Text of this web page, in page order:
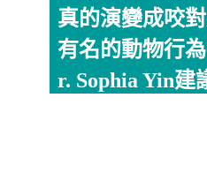
真的演變成咬
有名的動物行
r. Sophia Yin建